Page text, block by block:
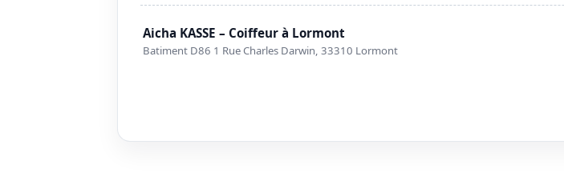
Aicha KASSE – Coiffeur à Lormont
Batiment D86 1 Rue Charles Darwin, 33310 Lormont